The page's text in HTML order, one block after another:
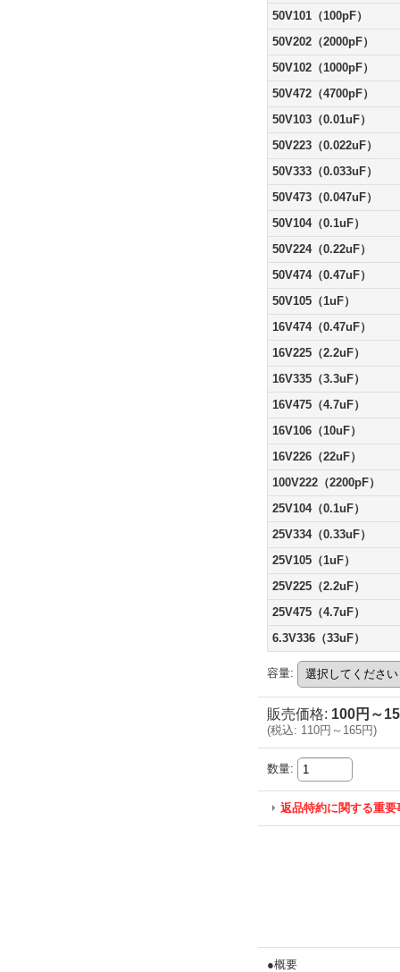
50V101（100pF）
50V202（2000pF）
50V102（1000pF）
50V472（4700pF）
50V103（0.01uF）
50V223（0.022uF）
50V333（0.033uF）
50V473（0.047uF）
50V104（0.1uF）
50V224（0.22uF）
50V474（0.47uF）
50V105（1uF）
16V474（0.47uF）
16V225（2.2uF）
16V335（3.3uF）
16V475（4.7uF）
16V106（10uF）
16V226（22uF）
100V222（2200pF）
25V104（0.1uF）
25V334（0.33uF）
25V105（1uF）
25V225（2.2uF）
25V475（4.7uF）
6.3V336（33uF）
容量:
販売価格: 100円～
(税込: 110円～165円)
数量:
返品特約に関する重要
●概要